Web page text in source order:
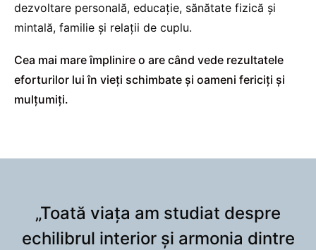
dezvoltare personală, educație, sănătate fizică și
mintală, familie și relații de cuplu.
Cea mai mare împlinire o are când vede rezultatele
eforturilor lui în vieți schimbate și oameni fericiți și
mulțumiți.
„Toată viața am studiat despre
echilibrul interior și armonia dintre